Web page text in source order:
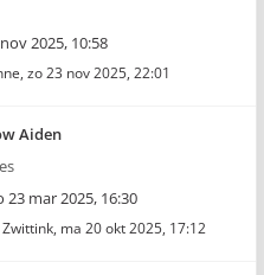
2025, 10:58
, zo 23 nov 2025, 22:01
Aiden
23 mar 2025, 16:30
, ma 20 okt 2025, 17:12